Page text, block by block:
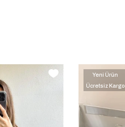
Yeni Ürün
Ücretsiz Kargo